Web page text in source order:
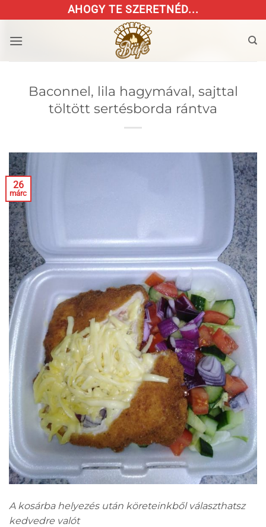
to
content
AHOGY TE SZERETNÉD...
Baconnel, lila hagymával, sajttal
töltött sertésborda rántva
26
márc
A kosárba helyezés után köreteinkből választhatsz
kedvedre valót